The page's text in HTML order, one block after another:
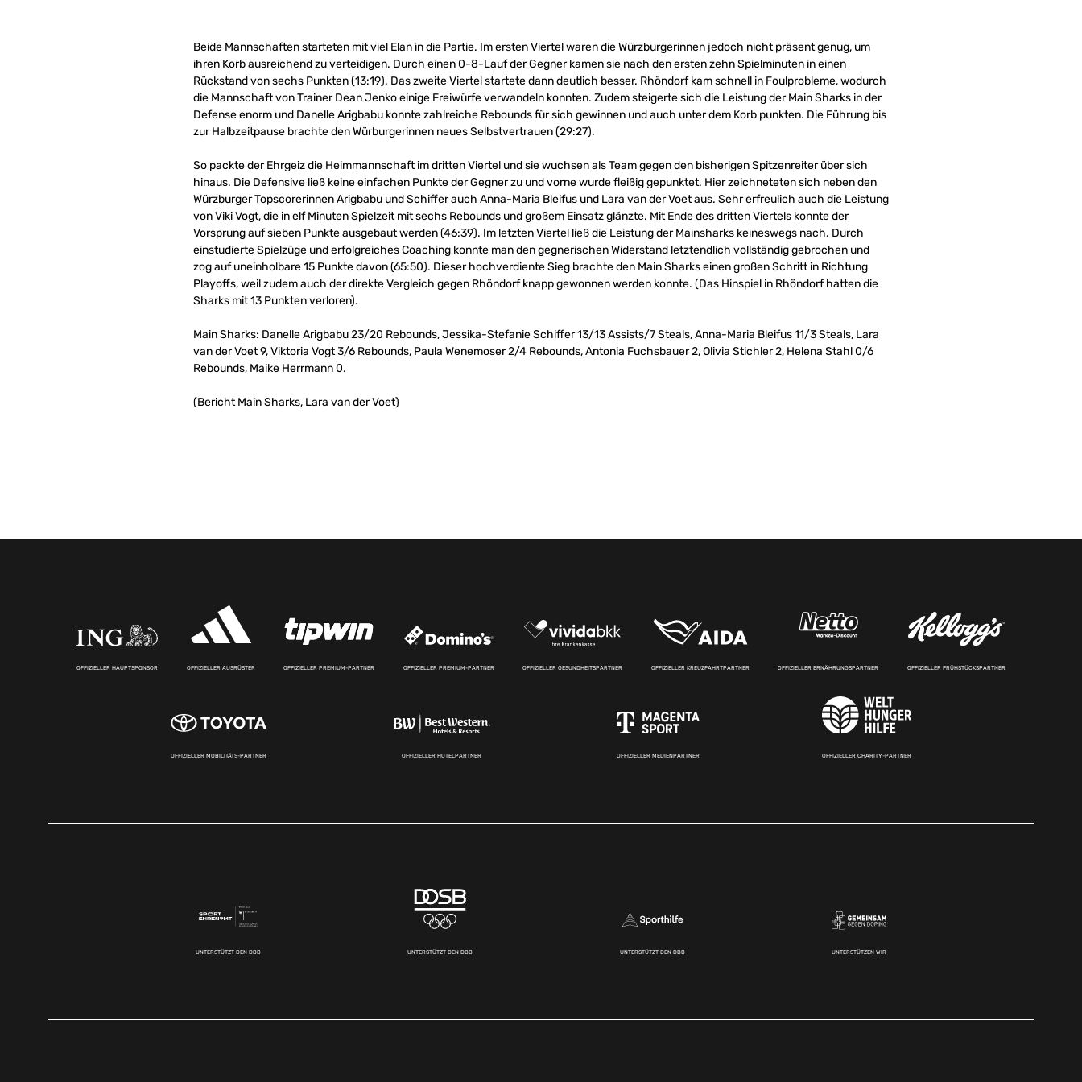
Beide Mannschaften starteten mit viel Elan in die Partie. Im ersten Viertel waren die Würzburgerinnen jedoch nicht präsent genug, um
ihren Korb ausreichend zu verteidigen. Durch einen 0-8-Lauf der Gegner kamen sie nach den ersten zehn Spielminuten in einen
Rückstand von sechs Punkten (13:19). Das zweite Viertel startete dann deutlich besser. Rhöndorf kam schnell in Foulprobleme, wodurch
die Mannschaft von Trainer Dean Jenko einige Freiwürfe verwandeln konnten. Zudem steigerte sich die Leistung der Main Sharks in der
Defense enorm und Danelle Arigbabu konnte zahlreiche Rebounds für sich gewinnen und auch unter dem Korb punkten. Die Führung bis
zur Halbzeitpause brachte den Würburgerinnen neues Selbstvertrauen (29:27).
So packte der Ehrgeiz die Heimmannschaft im dritten Viertel und sie wuchsen als Team gegen den bisherigen Spitzenreiter über sich
hinaus. Die Defensive ließ keine einfachen Punkte der Gegner zu und vorne wurde fleißig gepunktet. Hier zeichneteten sich neben den
Würzburger Topscorerinnen Arigbabu und Schiffer auch Anna-Maria Bleifus und Lara van der Voet aus. Sehr erfreulich auch die Leistung
von Viki Vogt, die in elf Minuten Spielzeit mit sechs Rebounds und großem Einsatz glänzte. Mit Ende des dritten Viertels konnte der
Vorsprung auf sieben Punkte ausgebaut werden (46:39). Im letzten Viertel ließ die Leistung der Mainsharks keineswegs nach. Durch
einstudierte Spielzüge und erfolgreiches Coaching konnte man den gegnerischen Widerstand letztendlich vollständig gebrochen und
zog auf uneinholbare 15 Punkte davon (65:50). Dieser hochverdiente Sieg brachte den Main Sharks einen großen Schritt in Richtung
Playoffs, weil zudem auch der direkte Vergleich gegen Rhöndorf knapp gewonnen werden konnte. (Das Hinspiel in Rhöndorf hatten die
Sharks mit 13 Punkten verloren).
Main Sharks: Danelle Arigbabu 23/20 Rebounds, Jessika-Stefanie Schiffer 13/13 Assists/7 Steals, Anna-Maria Bleifus 11/3 Steals, Lara
van der Voet 9, Viktoria Vogt 3/6 Rebounds, Paula Wenemoser 2/4 Rebounds, Antonia Fuchsbauer 2, Olivia Stichler 2, Helena Stahl 0/6
Rebounds, Maike Herrmann 0.
(Bericht Main Sharks, Lara van der Voet)
OFFIZIELLER HAUPTSPONSOR OFFIZIELLER AUSRÜSTER OFFIZIELLER PREMIUM-PARTNER OFFIZIELLER PREMIUM-PARTNER OFFIZIELLER GESUNDHEITSPARTNER OFFIZIELLER KREUZFAHRTPARTNER OFFIZIELLER ERNÄHRUNGSPARTNER OFFIZIELLER FRÜHSTÜCKSPARTNER
OFFIZIELLER MOBILITÄTS-PARTNER OFFIZIELLER HOTELPARTNER OFFIZIELLER MEDIENPARTNER OFFIZIELLER CHARITY-PARTNER
UNTERSTÜTZT DEN DBB UNTERSTÜTZT DEN DBB UNTERSTÜTZT DEN DBB UNTERSTÜTZEN WIR